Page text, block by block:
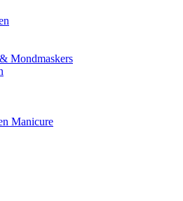
Mondmaskers
Manicure